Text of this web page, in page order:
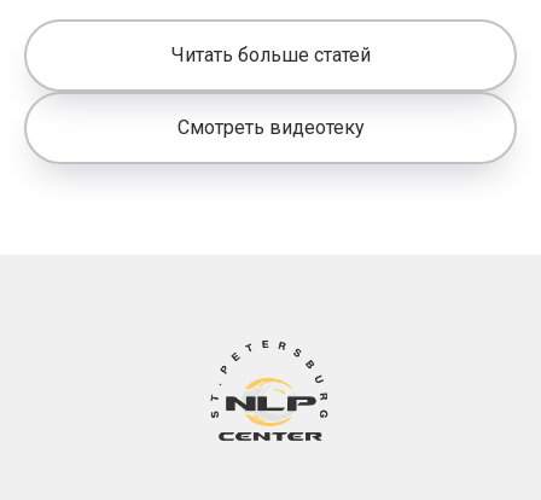
Читать больше статей
Смотреть видеотеку